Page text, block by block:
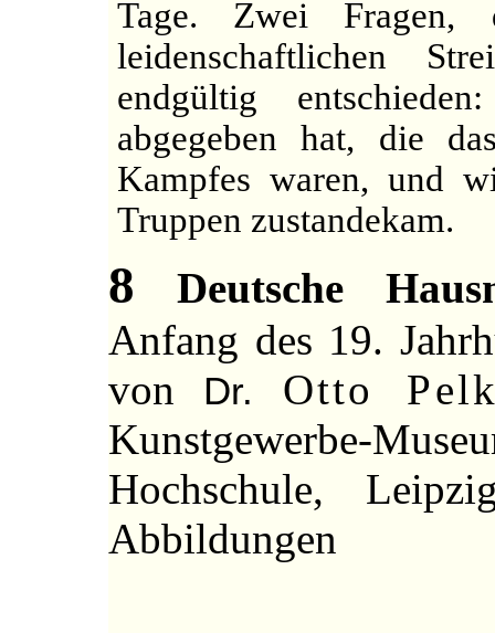
Tage. Zwei Fragen,
leidenschaftlichen
endgültig
abgegeben hat, die
Kampfes waren, und
Truppen zustandekam.
8 Deutsche
Anfang des 19.
von Dr.
Otto
Kunstgewerbe-
Hochschule,
Abbildungen